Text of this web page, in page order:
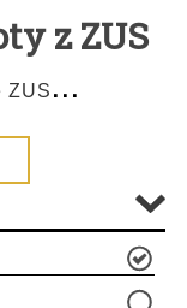
z ZUS
ZUS ...